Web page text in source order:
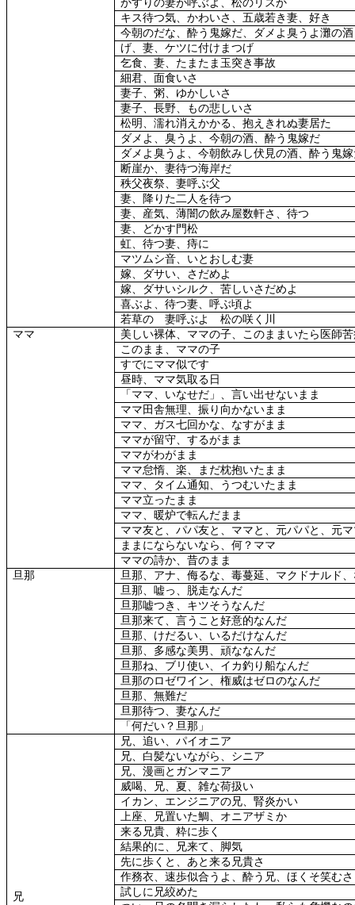
かすりの妻が呼ぶよ、松のリスか
キス待つ気、かわいさ、五歳若き妻、好き
今朝のだな、酔う鬼嫁だ、ダメよ臭うよ灘の酒
げ、妻、ケツに付けまつげ
乞食、妻、たまたま玉突き事故
細君、面食いさ
妻子、粥、ゆかしいさ
妻子、長野、もの悲しいさ
松明、濡れ消えかかる、抱えきれぬ妻居た
ダメよ、臭うよ、今朝の酒、酔う鬼嫁だ
ダメよ臭うよ、今朝飲みし伏見の酒、酔う鬼
断崖か、妻待つ海岸だ
秩父夜祭、妻呼ぶ父
妻、降りた二人を待つ
妻、産気、薄闇の飲み屋数軒さ、待つ
妻、どかす門松
虹、待つ妻、痔に
マツムシ音、いとおしむ妻
嫁、ダサい、さだめよ
嫁、ダサいシルク、苦しいさだめよ
喜ぶよ、待つ妻、呼ぶ頃よ
若草の 妻呼ぶよ 松の咲く川
ママ
美しい裸体、ママの子、このままいたら医師
このまま、ママの子
すでにママ似です
昼時、ママ気取る日
「ママ、いなせだ」、言い出せないまま
ママ田舎無理、振り向かないまま
ママ、ガス七回かな、なすがまま
ママが留守、するがまま
ママがわがまま
ママ怠惰、楽、まだ枕抱いたまま
ママ、タイム通知、うつむいたまま
ママ立ったまま
ママ、暖炉で転んだまま
ママ友と、パパ友と、ママと、元パパと、元
ままにならないなら、何？ママ
ママの詩か、昔のまま
旦那
旦那、アナ、侮るな、毒蔓延、マクドナルド
旦那、嘘っ、脱走なんだ
旦那嘘つき、キツそうなんだ
旦那来て、言うこと好意的なんだ
旦那、けだるい、いるだけなんだ
旦那、多感な美男、頑ななんだ
旦那ね、ブリ使い、イカ釣り船なんだ
旦那のロゼワイン、権威はゼロのなんだ
旦那、無難だ
旦那待つ、妻なんだ
「何だい？旦那」
兄
兄、追い、パイオニア
兄、白髪ないながら、シニア
兄、漫画とガンマニア
威喝、兄、夏、雑な荷扱い
イカン、エンジニアの兄、腎炎かい
上座、兄置いた鯛、オニアザミか
来る兄貴、粋に歩く
結果的に、兄来て、脚気
先に歩くと、あと来る兄貴さ
作務衣、速歩似合うよ、酔う兄、ほくそ笑むさ
試しに兄絞めた